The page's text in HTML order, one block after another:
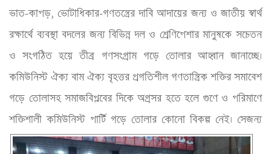
ভাত-কাপড়, ভোটাধিকার-গণতন্ত্রের দাবি আদায়ের জন্য ও জাতীয় স্বার্থ
রক্ষার্থে ব্যবস্থা বদলের জন্য বিভিন্ন দল ও শ্রেণিপেশার মানুষকে সচেতন
ও সংগঠিত হয়ে তীব্র গণসংগ্রাম গড়ে তোলার আহ্বান জানাচ্ছে।
কমিউনিস্ট ঐক্য বাম ঐক্য বৃহত্তর প্রগতিশীল গণতান্ত্রিক শক্তির সমাবেশ
গড়ে তোলাসহ সমাজবিপ্লবের দিকে অগ্রসর হতে হলে গুণে ও পরিমাণে
শক্তিশালী কমিউনিস্ট পার্টি গড়ে তোলার কোনো বিকল্প নেই। সেজন্য